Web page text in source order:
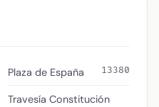
Plaza de España 13380
Travesía Constitución